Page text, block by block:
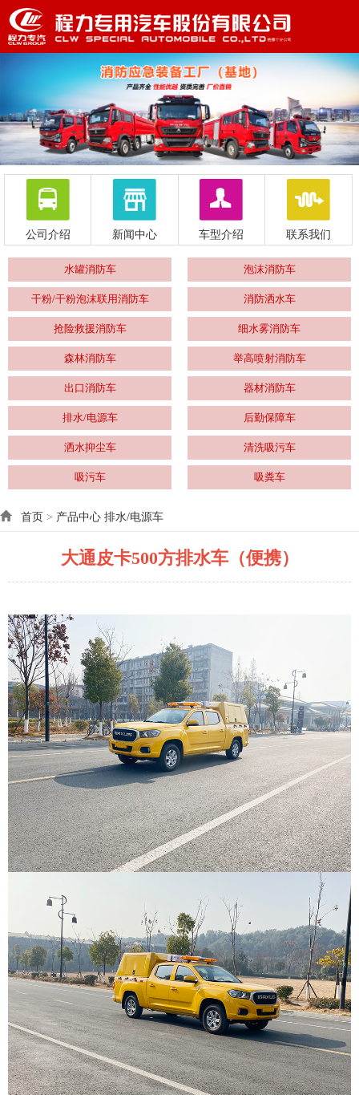
公司介绍 新闻中心 车型介绍 联系我们
水罐消防车 泡沫消防车
干粉/干粉泡沫联用消防车 消防洒水车
抢险救援消防车 细水雾消防车
森林消防车 举高喷射消防车
出口消防车 器材消防车
排水/电源车 后勤保障车
洒水抑尘车 清洗吸污车
吸污车 吸粪车
首页 > 产品中心 排水/电源车
大通皮卡500方排水车（便携）